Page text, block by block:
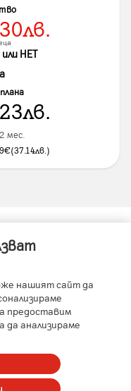
лв.
НЕТ
лв.
мес.
€(37.14лв. )
нашият сайт да
предоставим
да анализираме